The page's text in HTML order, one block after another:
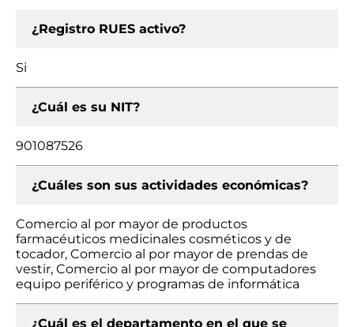
¿Registro RUES activo?
Si
¿Cuál es su NIT?
901087526
¿Cuáles son sus actividades económicas?
Comercio al por mayor de productos
farmacéuticos medicinales cosméticos y de
tocador, Comercio al por mayor de prendas de
vestir, Comercio al por mayor de computadores
equipo periférico y programas de informática
¿Cuál es el departamento en el que se